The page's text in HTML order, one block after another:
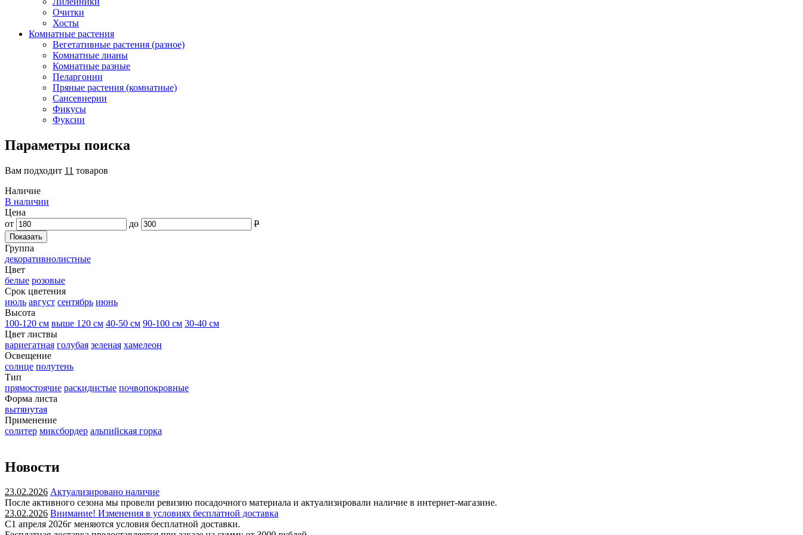
Очитки
Хосты
Комнатные растения
Вегетативные растения (разное)
Комнатные лианы
Комнатные разные
Пеларгонии
Пряные растения (комнатные)
Сансевиерии
Фикусы
Фуксии
Параметры поиска
Вам подходит 11 товаров
Наличие
В наличии
Цена
от
до Р
Группа
декоративнолистные
Цвет
белые розовые
Срок цветения
июль август сентябрь июнь
Высота
100-120 см выше 120 см 40-50 см 90-100 см 30-40 см
Цвет листвы
вариегатная голубая зеленая хамелеон
Освещение
солнце полутень
Тип
прямостоячие раскидистые почвопокровные
Форма листа
вытянутая
Применение
солитер миксбордер альпийская горка
Новости
23.02.2026 Актуализировано наличие
После активного сезона мы провели ревизию посадочного материала и актуализировали наличие в интернет-магазине.
23.02.2026 Внимание! Изменения в условиях бесплатной доставка
С1 апреля 2026г меняются условия бесплатной доставки.